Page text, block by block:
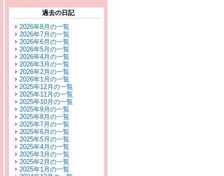
過去の日記
2026年8月の一覧
2026年7月の一覧
2026年6月の一覧
2026年5月の一覧
2026年4月の一覧
2026年3月の一覧
2026年2月の一覧
2026年1月の一覧
2025年12月の一覧
2025年11月の一覧
2025年10月の一覧
2025年9月の一覧
2025年8月の一覧
2025年7月の一覧
2025年6月の一覧
2025年5月の一覧
2025年4月の一覧
2025年3月の一覧
2025年2月の一覧
2025年1月の一覧